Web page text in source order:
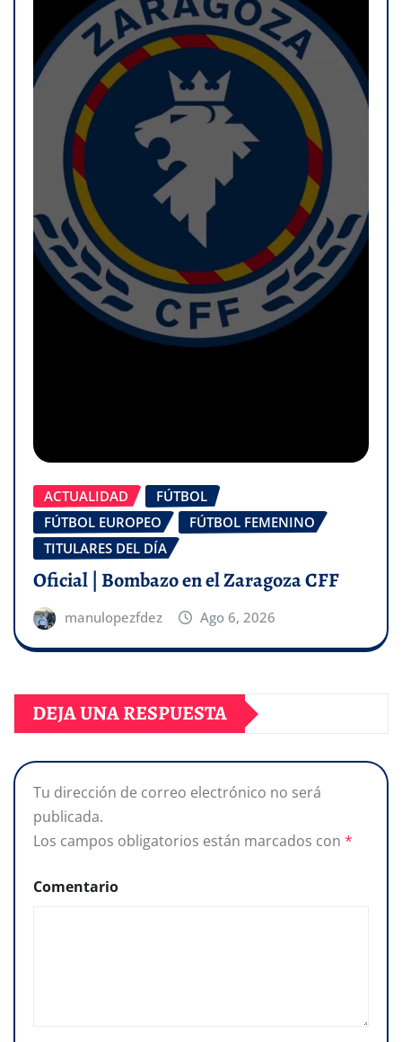
ACTUALIDAD
FÚTBOL
FÚTBOL EUROPEO
FÚTBOL FEMENINO
TITULARES DEL DÍA
Oficial | Bombazo en el Zaragoza CFF
manulopezfdez Ago 6, 2026
DEJA UNA RESPUESTA
Tu dirección de correo electrónico no será
publicada.
Los campos obligatorios están marcados con *
Comentario